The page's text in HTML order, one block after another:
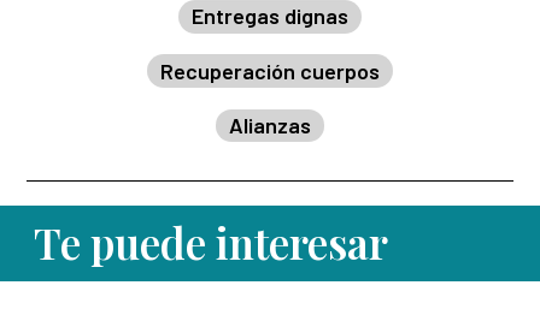
Entregas dignas
Recuperación cuerpos
Alianzas
Te puede interesar